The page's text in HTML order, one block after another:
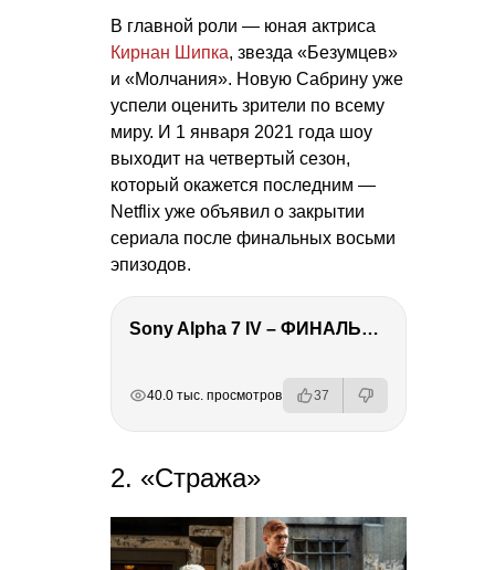
В главной роли — юная актриса
Кирнан Шипка, звезда «Безумцев»
и «Молчания». Новую Сабрину уже
успели оценить зрители по всему
миру. И 1 января 2021 года шоу
выходит на четвертый сезон,
который окажется последним —
Netflix уже объявил о закрытии
сериала после финальных восьми
эпизодов.
Sony Alpha 7 IV – ФИНАЛЬНЫЙ ОБЗОР
40.0 тыс. просмотров 37
2. «Стража»